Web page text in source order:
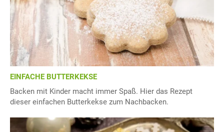
EINFACHE BUTTERKEKSE
Backen mit Kinder macht immer Spaß. Hier das Rezept
dieser einfachen Butterkekse zum Nachbacken.